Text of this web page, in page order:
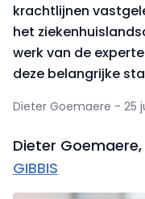
krachtlijnen
het
werk van de
deze belangrijke
Dieter Goemaere - 25
Dieter
GIBBIS